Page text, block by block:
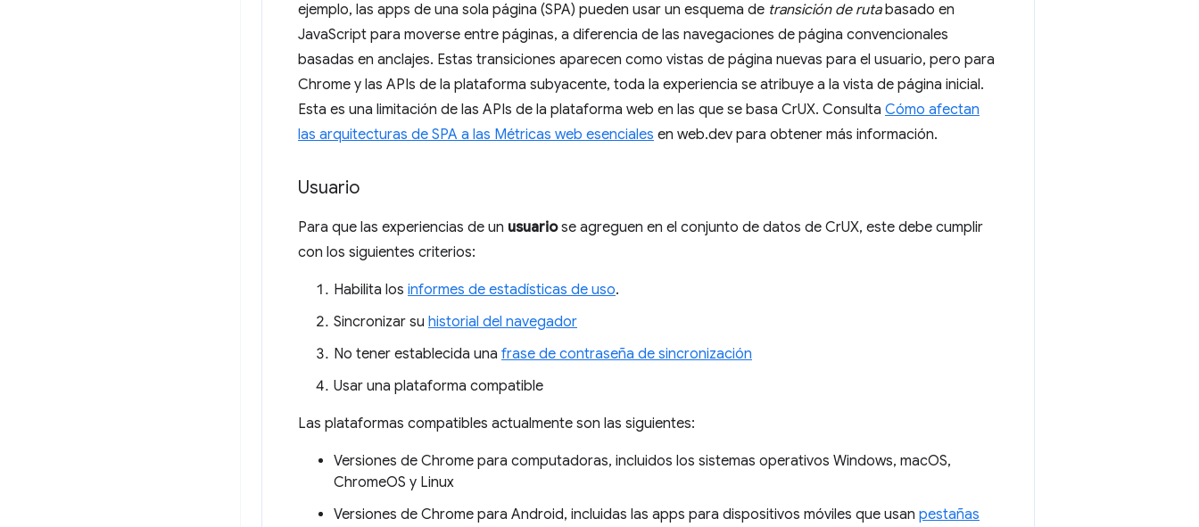
ejemplo, las apps de una sola página (SPA) pueden usar un esquema de transición de rutabasado en
JavaScript para moverse entre páginas, a diferencia de las navegaciones de página convencionales
basadas en anclajes. Estas transiciones aparecen como vistas de página nuevas para el usuario, pero para
Chrome y las APIs de la plataforma subyacente, toda la experiencia se atribuye a la vista de página inicial.
Esta es una limitación de las APIs de la plataforma web en las que se basa CrUX. Consulta Cómo afectan
las arquitecturas de SPA a las Métricas web esenciales en web.dev para obtener más información.
Usuario
Para que las experiencias de un usuariose agreguen en el conjunto de datos de CrUX, este debe cumplir
con los siguientes criterios:
Habilita los informes de estadísticas de uso.
Sincronizar su historial del navegador
No tener establecida una frase de contraseña de sincronización
Usar una plataforma compatible
Las plataformas compatibles actualmente son las siguientes:
Versiones de Chrome para computadoras, incluidos los sistemas operativos Windows, macOS,
ChromeOS y Linux
Versiones de Chrome para Android, incluidas las apps para dispositivos móviles que usan pestañas